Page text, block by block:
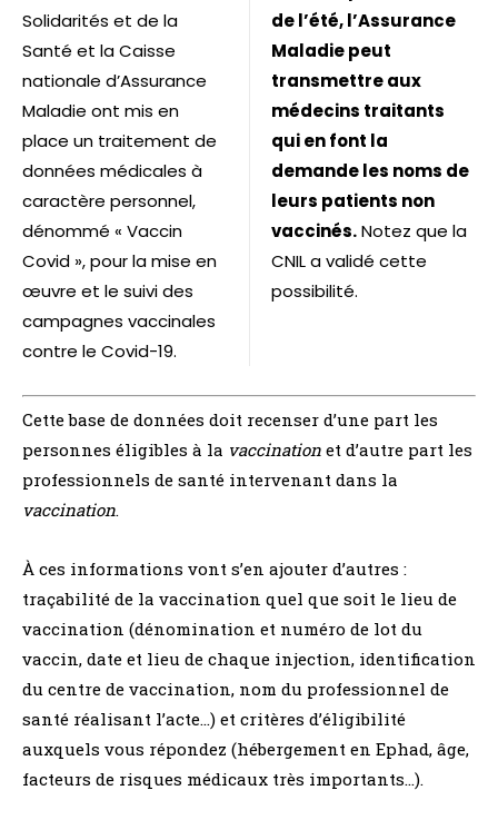
Solidarités et de la
Santé et la Caisse
nationale d’Assurance
Maladie ont mis en
place un traitement de
données médicales à
caractère personnel,
dénommé « Vaccin
Covid », pour la mise en
œuvre et le suivi des
campagnes vaccinales
contre le Covid-19.
de l’été, l’Assurance
Maladie peut
transmettre aux
médecins traitants
qui en font la
demande les noms de
leurs patients non
vaccinés.Notez que la
CNIL a validé cette
possibilité.
Cette base de données doit recenser d’une part les
personnes éligibles à la vaccination et d’autre part les
professionnels de santé intervenant dans la
vaccination.
À ces informations vont s’en ajouter d’autres :
traçabilité de la vaccination quel que soit le lieu de
vaccination (dénomination et numéro de lot du
vaccin, date et lieu de chaque injection, identification
du centre de vaccination, nom du professionnel de
santé réalisant l’acte…) et critères d’éligibilité
auxquels vous répondez (hébergement en Ephad, âge,
facteurs de risques médicaux très importants…).